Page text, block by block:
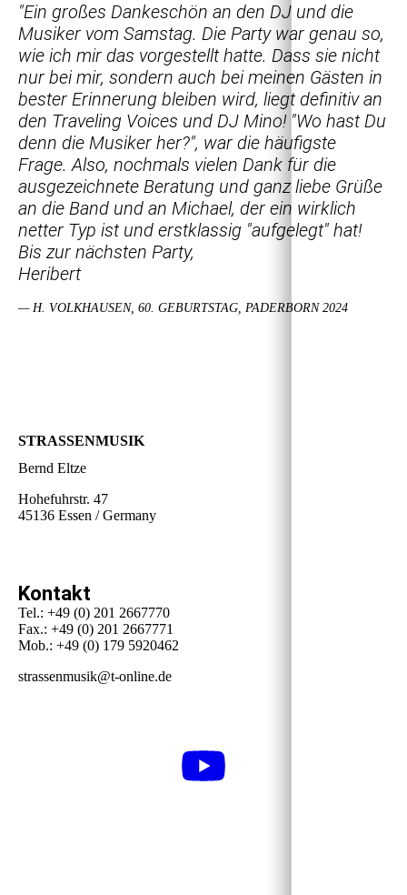
"Ein großes Dankeschön an den DJ und die
Musiker vom Samstag. Die Party war genau so,
wie ich mir das vorgestellt hatte. Dass sie nicht
nur bei mir, sondern auch bei meinen Gästen in
bester Erinnerung bleiben wird, liegt definitiv an
den Traveling Voices und DJ Mino! "Wo hast Du
denn die Musiker her?", war die häufigste
Frage. Also, nochmals vielen Dank für die
ausgezeichnete Beratung und ganz liebe Grüße
an die Band und an Michael, der ein wirklich
netter Typ ist und erstklassig "aufgelegt" hat!
Bis zur nächsten Party,
Heribert
— H. VOLKHAUSEN, 60. GEBURTSTAG, PADERBORN 2024
STRASSENMUSIK
Bernd Eltze
Hohefuhrstr. 47
45136 Essen / Germany
Kontakt
Tel.: +49 (0) 201 2667770
Fax.: +49 (0) 201 2667771
Mob.: +49 (0) 179 5920462
strassenmusik@t-online.de